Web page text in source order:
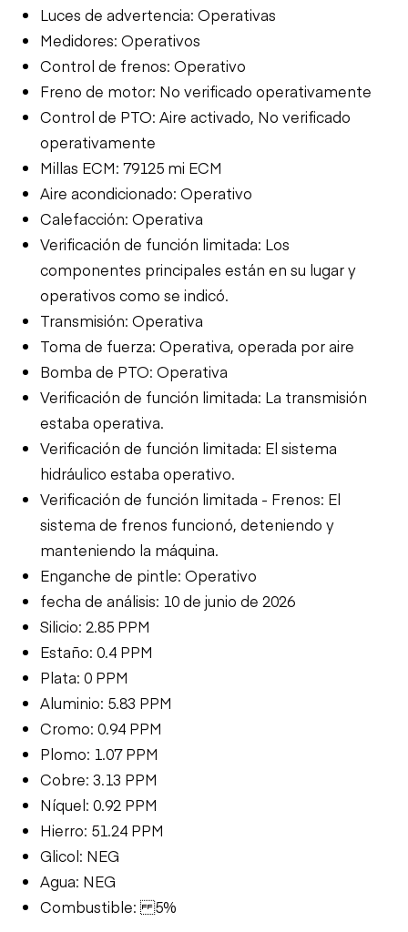
Luces de advertencia: Operativas
Medidores: Operativos
Control de frenos: Operativo
Freno de motor: No verificado operativamente
Control de PTO: Aire activado, No verificado
operativamente
Millas ECM: 79125 mi ECM
Aire acondicionado: Operativo
Calefacción: Operativa
Verificación de función limitada: Los
componentes principales están en su lugar y
operativos como se indicó.
Transmisión: Operativa
Toma de fuerza: Operativa, operada por aire
Bomba de PTO: Operativa
Verificación de función limitada: La transmisión
estaba operativa.
Verificación de función limitada: El sistema
hidráulico estaba operativo.
Verificación de función limitada - Frenos: El
sistema de frenos funcionó, deteniendo y
manteniendo la máquina.
Enganche de pintle: Operativo
fecha de análisis: 10 de junio de 2026
Silicio: 2.85 PPM
Estaño: 0.4 PPM
Plata: 0 PPM
Aluminio: 5.83 PPM
Cromo: 0.94 PPM
Plomo: 1.07 PPM
Cobre: 3.13 PPM
Níquel: 0.92 PPM
Hierro: 51.24 PPM
Glicol: NEG
Agua: NEG
Combustible: 5%